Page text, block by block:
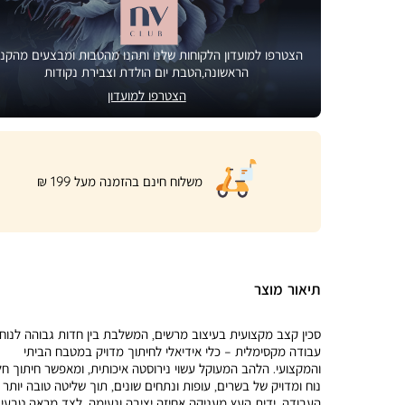
הצטרפו למועדון הלקוחות שלנו ותהנו מהטבות ומבצעים
הראשונה,הטבת יום הולדת וצבירת נקודות
הצטרפו למועדון
|
product
page
banner
משלוח חינם בהזמנה מעל 199 ₪
תיאור מוצר
סכין קצב מקצועית בעיצוב מרשים, המשלבת בין חדות גבוהה
עבודה מקסימלית – כלי אידיאלי לחיתוך מדויק במטבח הביתי
והמקצועי. הלהב המעוקל עשוי נירוסטה איכותית, ומאפשר חיתוך
נוח ומדויק של בשרים, עופות ונתחים שונים, תוך שליטה טובה יותר